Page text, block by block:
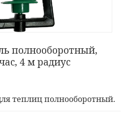
полнооборотный,
4 м радиус
теплиц полнооборотный.